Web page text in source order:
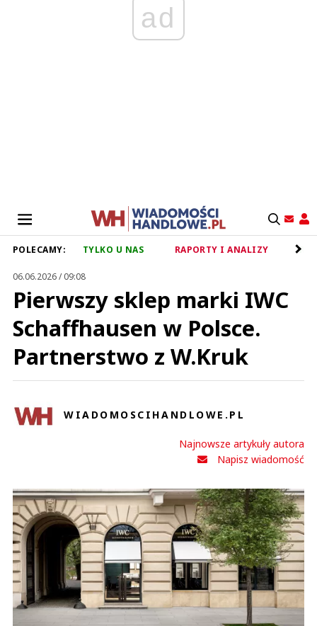
ad
POLECAMY: TYLKO U NAS RAPORTY I ANALIZY
06.06.2026 / 09:08
Pierwszy sklep marki IWC
Schaffhausen w Polsce.
Partnerstwo z W.Kruk
WIADOMOSCIHANDLOWE.PL
Najnowsze artykuły autora
Napisz wiadomość